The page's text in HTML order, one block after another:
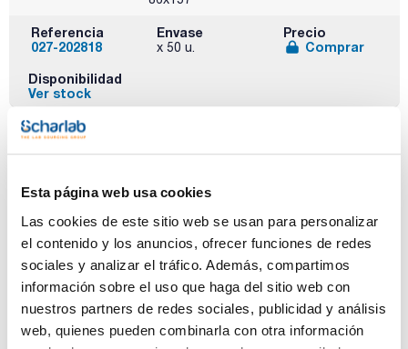
Esta página web usa cookies
Las cookies de este sitio web se usan para personalizar
el contenido y los anuncios, ofrecer funciones de redes
sociales y analizar el tráfico. Además, compartimos
información sobre el uso que haga del sitio web con
nuestros partners de redes sociales, publicidad y análisis
web, quienes pueden combinarla con otra información
Referencia
027-202818
Envase
x 50 u.
Precio
Comprar
Disponibilidad
Ver stock
Capacidad (ml)
2000
Diámetro
interno x Altura
(mm)
86x283
Pack (u.)
35
Referencia
Envase
Precio